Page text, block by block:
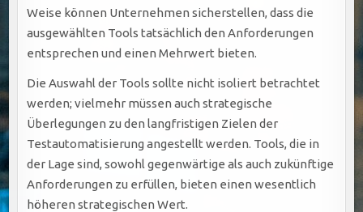
Weise können Unternehmen sicherstellen, dass die
ausgewählten Tools tatsächlich den Anforderungen
entsprechen und einen Mehrwert bieten.
Die Auswahl der Tools sollte nicht isoliert betrachtet
werden; vielmehr müssen auch strategische
Überlegungen zu den langfristigen Zielen der
Testautomatisierung angestellt werden. Tools, die in
der Lage sind, sowohl gegenwärtige als auch zukünftige
Anforderungen zu erfüllen, bieten einen wesentlich
höheren strategischen Wert.